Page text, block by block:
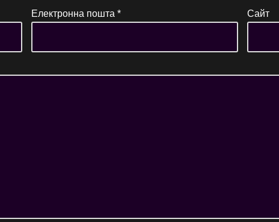
Електронна пошта* Сайт